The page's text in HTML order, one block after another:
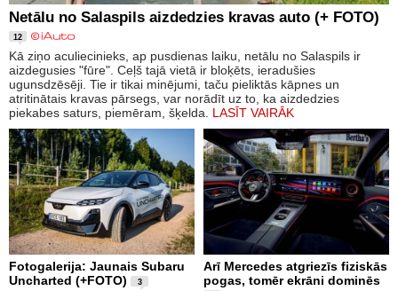
Netālu no Salaspils aizdedzies kravas auto (+ FOTO)
12
Kā ziņo aculiecinieks, ap pusdienas laiku, netālu no Salaspils ir
aizdegusies "fūre". Ceļš tajā vietā ir bloķēts, ieradušies
ugunsdzēsēji. Tie ir tikai minējumi, taču pieliktās kāpnes un
atritinātais kravas pārsegs, var norādīt uz to, ka aizdedzies
piekabes saturs, piemēram, šķelda. LASĪT VAIRĀK
Fotogalerija: Jaunais Subaru
Uncharted (+FOTO)
3
Arī Mercedes atgriezīs fiziskās
pogas, tomēr ekrāni dominēs